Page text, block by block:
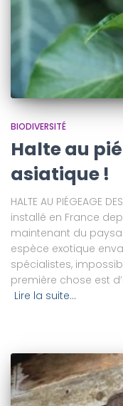
BIODIVERSITÉ
Halte au
asiatique !
HALTE AU PIÉGEAGE
installé en France
maintenant du
espèce exotique
spécialistes,
première chose est
Lire la suite…